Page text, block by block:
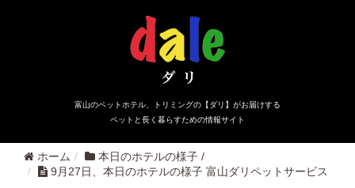
富山のペットホテル、トリミングの【ダリ】がお届けする
ペットと長く暮らすための情報サイト
ホーム 本日のホテルの様子 /
9月27日、本日のホテルの様子 富山ダリペットサービス